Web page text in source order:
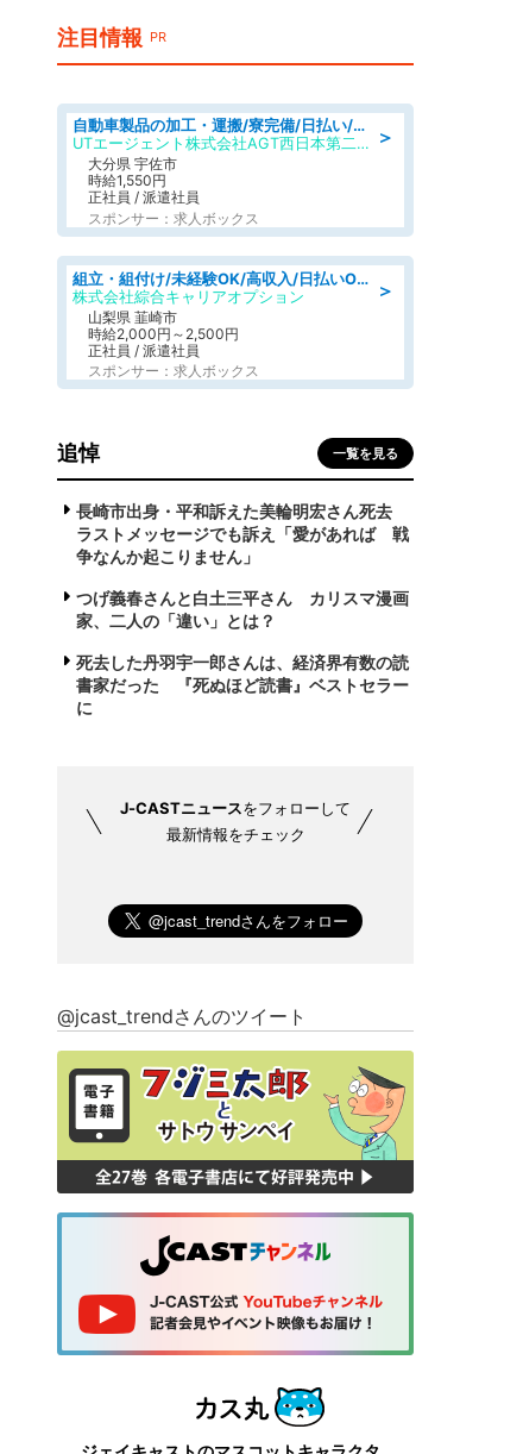
注目情報 PR
＞
自動車製品の加工・運搬/寮完備/日払い/工場・製造
UTエージェント株式会社AGT西日本第二CU
大分県 宇佐市
時給1,550円
正社員 / 派遣社員
スポンサー：求人ボックス
＞
組立・組付け/未経験OK/高収入/日払いOK/寮費無料/日勤
株式会社綜合キャリアオプション
山梨県 韮崎市
時給2,000円～2,500円
正社員 / 派遣社員
スポンサー：求人ボックス
追悼 一覧を見る
長崎市出身・平和訴えた美輪明宏さん死去
ラストメッセージでも訴え「愛があれば 戦
争なんか起こりません」
つげ義春さんと白土三平さん カリスマ漫画
家、二人の「違い」とは？
死去した丹羽宇一郎さんは、経済界有数の読
書家だった 『死ぬほど読書』ベストセラー
に
J-CASTニュースをフォローして
最新情報をチェック
@jcast_trendさんのツイート